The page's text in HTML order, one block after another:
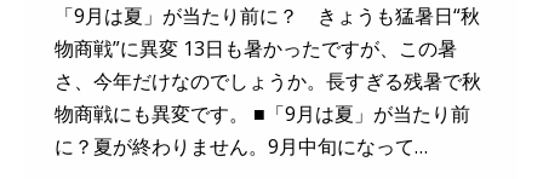
「9月は夏」が当たり前に？ きょうも猛暑日“秋
物商戦”に異変 13日も暑かったですが、この暑
さ、今年だけなのでしょうか。長すぎる残暑で秋
物商戦にも異変です。 ■「9月は夏」が当たり前
に？夏が終わりません。9月中旬になって…